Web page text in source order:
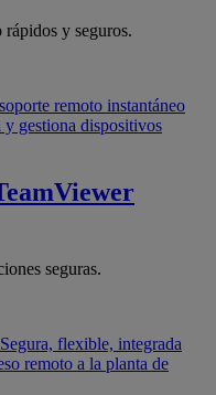
y seguros.
remoto instantáneo
gestiona dispositivos
seguras.
Segura, flexible, integrada
remoto a la planta de